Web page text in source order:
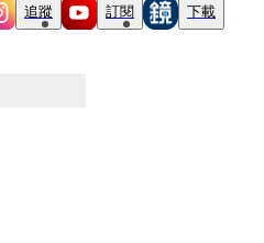
追蹤 訂閱 下載